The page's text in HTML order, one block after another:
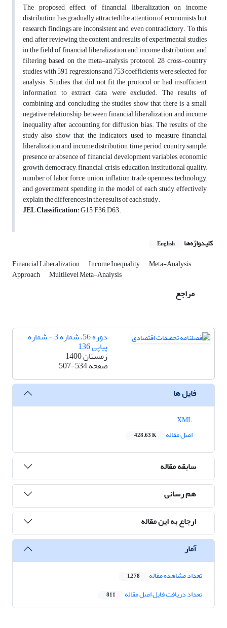
The proposed effect of financial liberalization on income
distribution has gradually attracted the attention of economists, but
research findings are inconsistent and even contradictory. To this
end, after reviewing the content and results of experimental studies
in the field of financial liberalization and income distribution, and
filtering based on the meta-analysis protocol, 28 cross-country
studies with 591 regressions and 753 coefficients were selected for
analysis. Studies that did not fit the protocol or had insufficient
information to extract data were excluded. The results of
combining and concluding the studies show that there is a small
negative relationship between financial liberalization and income
inequality after accounting for diffusion bias. The results of the
study also show that the indicators used to measure financial
liberalization and income distribution, time period, country sample,
presence or absence of financial development variables, economic
growth, democracy, financial crisis, education, institutional quality,
number of labor force, union, inflation, trade openness, technology,
and government spending in the model of each study effectively
explain the differences in the results of each study.
JEL Classification:G15, F36, D63.
کلیدواژه‌ها English
Financial Liberalization Income Inequality Meta-Analysis
Approach Multilevel Meta-Analysis
مراجع
دوره 56، شماره 3 - شماره
پیاپی 136
زمستان 1400
صفحه507-534
فایل ها
اصل مقاله
428.63 K
سابقه مقاله
هم رسانی
ارجاع به این مقاله
آمار
تعداد مشاهده مقاله 1,278
تعداد دریافت فایل اصل مقاله 811